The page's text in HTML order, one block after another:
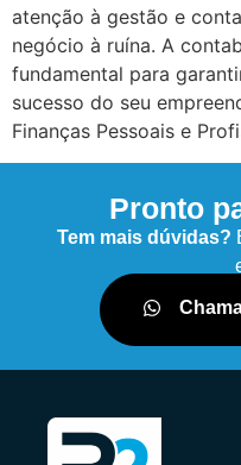
atenção à gestão e
negócio à ruína. A
fundamental para
sucesso do seu
Finanças Pessoais e
Pronto
Tem mais dúvidas?